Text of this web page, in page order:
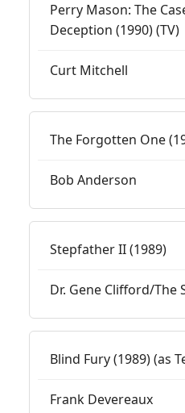
Perry Mason: The
Deception (1990) (TV)
Curt Mitchell
The Forgotten One
Bob Anderson
Stepfather II (1989)
Dr. Gene Clifford/The
Blind Fury (1989) (as
Frank Devereaux